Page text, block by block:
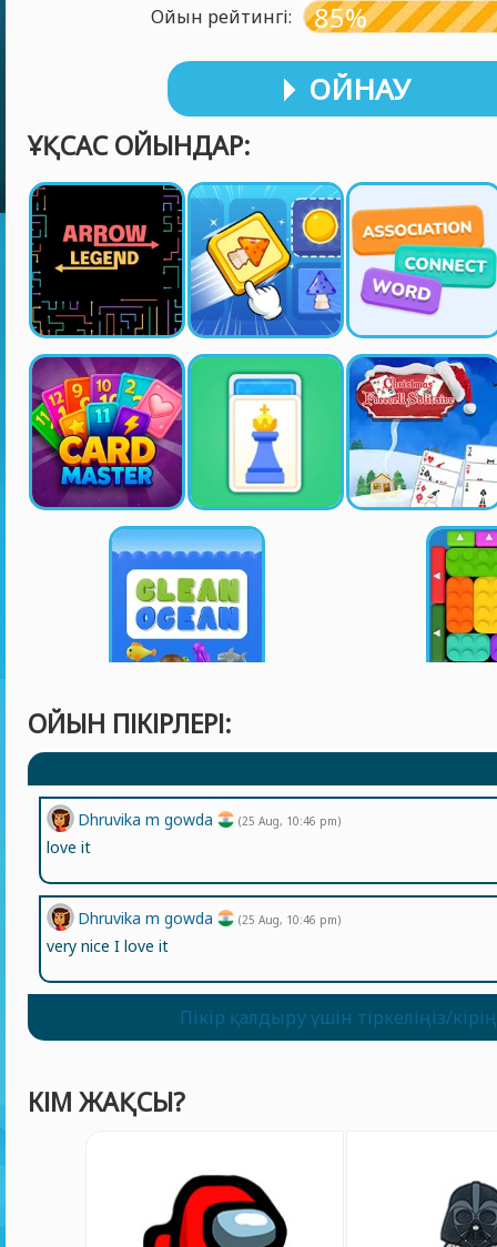
Ойын рейтингі: 85%
ОЙНАУ
ҰҚСАС ОЙЫНДАР:
ОЙЫН ПІКІРЛЕРІ:
Dhruvika m gowda (25 Aug, 10:46 pm)
very nice I love it
Dhruvika m gowda (25 Aug, 10:46 pm)
love it
Пікір қалдыру үшін тіркеліңіз/
КІМ ЖАҚСЫ?